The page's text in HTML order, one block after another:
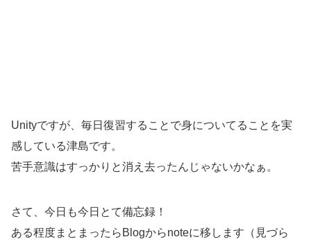
Unityですが、毎日復習することで身についてることを実
感している津島です。
苦手意識はすっかりと消え去ったんじゃないかなぁ。
さて、今日も今日とて備忘録！
ある程度まとまったらBlogからnoteに移します（見づら